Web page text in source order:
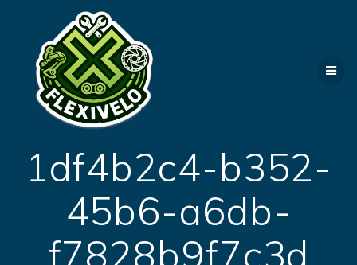
1df4b2c4-b352-
45b6-a6db-
f7828b9f7c3d